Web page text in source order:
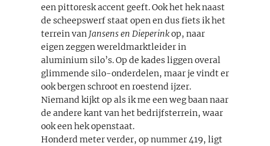
een pittoresk accent geeft. Ook het hek naast
de scheepswerf staat open en dus fiets ik het
terrein van Jansens en Dieperinkop, naar
eigen zeggen wereldmarktleider in
aluminium silo’s. Op de kades liggen overal
glimmende silo-onderdelen, maar je vindt er
ook bergen schroot en roestend ijzer.
Niemand kijkt op als ik me een weg baan naar
de andere kant van het bedrijfsterrein, waar
ook een hek openstaat.
Honderd meter verder, op nummer 419, ligt